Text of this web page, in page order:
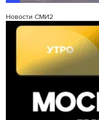
Новости СМИ2